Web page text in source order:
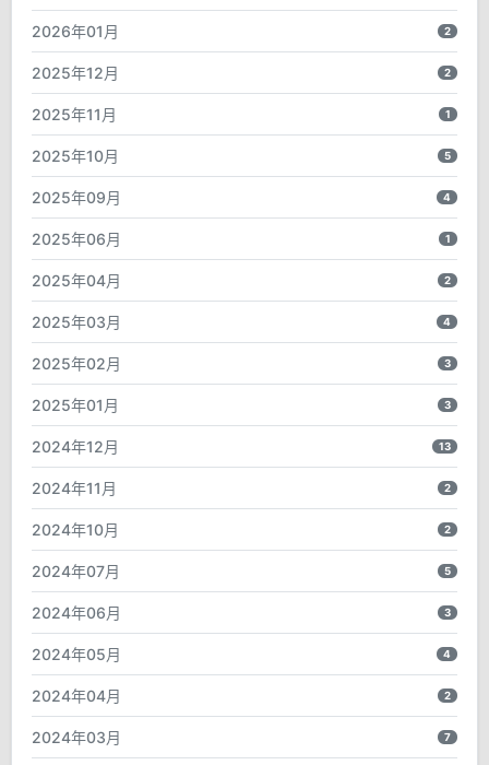
2026年01月 2
2025年12月 2
2025年11月 1
2025年10月 5
2025年09月 4
2025年06月 1
2025年04月 2
2025年03月 4
2025年02月 3
2025年01月 3
2024年12月 13
2024年11月 2
2024年10月 2
2024年07月 5
2024年06月 3
2024年05月 4
2024年04月 2
2024年03月 7